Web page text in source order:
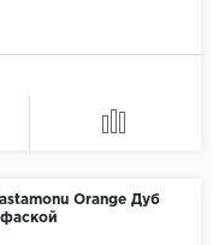
Orange Дуб